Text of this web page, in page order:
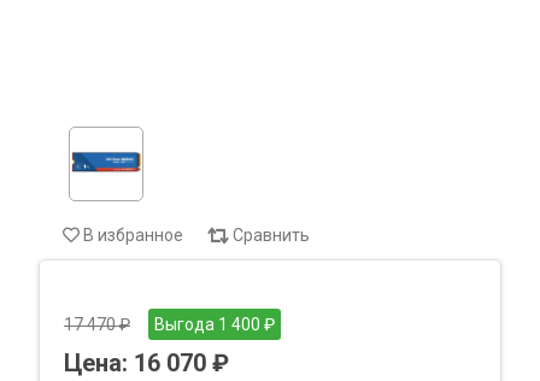
В избранное Сравнить
17 470 ₽ Выгода 1 400 ₽
Цена: 16 070 ₽